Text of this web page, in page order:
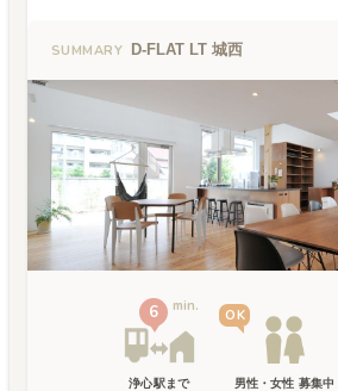
SUMMARY D-FLAT LT 城西
6 min.
浄心駅まで
OK
男性・女性 募集中